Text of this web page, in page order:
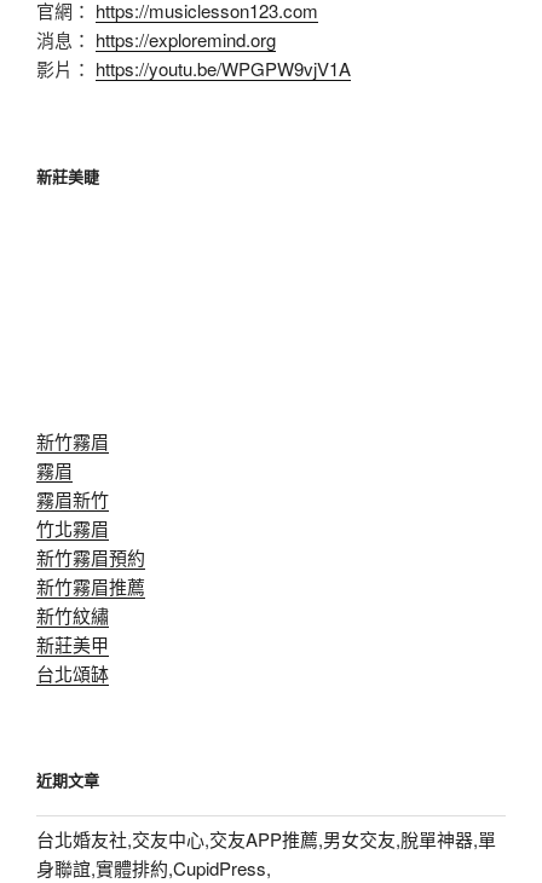
官網： https://musiclesson123.com
消息： https://exploremind.org
影片： https://youtu.be/WPGPW9vjV1A
新莊美睫
新竹霧眉
霧眉
霧眉新竹
竹北霧眉
新竹霧眉預約
新竹霧眉推薦
新竹紋繡
新莊美甲
台北頌缽
近期文章
台北婚友社,交友中心,交友APP推薦,男女交友,脫單神器,單
身聯誼,實體排約,CupidPress,